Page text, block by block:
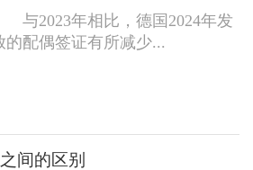
与2023年相比，德国2024年发
的配偶签证有所减少...
间的区别